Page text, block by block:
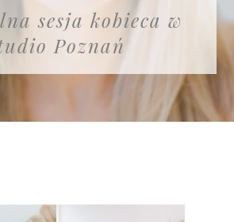
sesja kobieca w
Poznań